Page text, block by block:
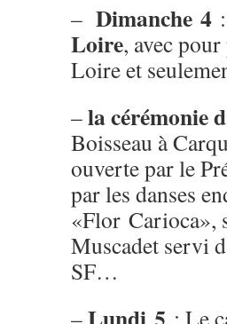
– Dimanche 4
Loire, avec
Loire et
–la cérémonie
Boisseau à
ouverte par le
par les danses
«Flor Carioca»,
Muscadet servi
SF…
–
: Le